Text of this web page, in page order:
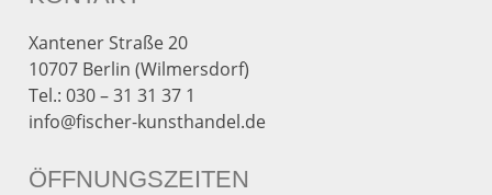
Xantener Straße 20
10707 Berlin (Wilmersdorf)
Tel.: 030 – 31 31 37 1
info@fischer-kunsthandel.de
ÖFFNUNGSZEITEN